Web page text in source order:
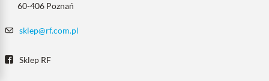
60-406 Poznań
sklep@rf.com.pl
Sklep RF